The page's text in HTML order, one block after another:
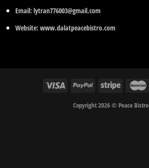
Email: lytran776003@gmail.com
Website: www.dalatpeacebistro.com
Copyright 2026 © Peace Bistro